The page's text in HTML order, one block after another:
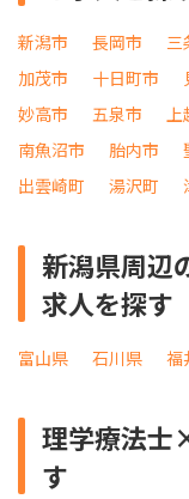
新潟市 長岡市 三
加茂市
十日町市
妙高市
五泉市 上
南魚沼市
胎内市
出雲崎町
湯沢町
新潟県周辺
求人を探す
富山県 石川県 福
理学療法
す